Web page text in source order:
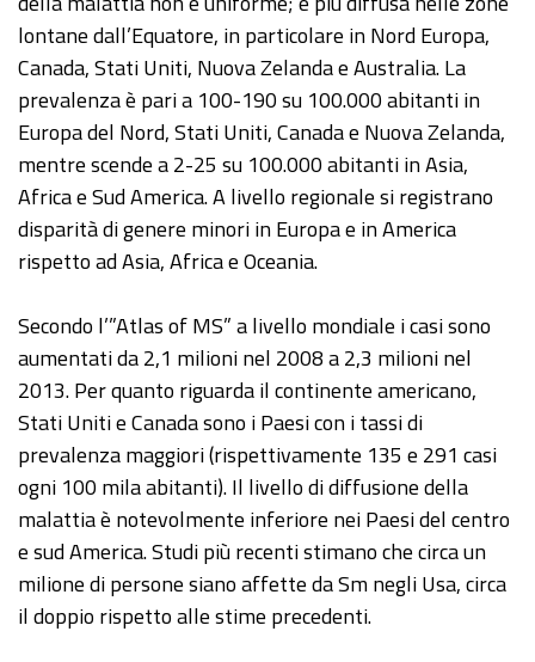
lontane dall’Equatore, in particolare in Nord Europa,
Canada, Stati Uniti, Nuova Zelanda e Australia. La
prevalenza è pari a 100-190 su 100.000 abitanti in
Europa del Nord, Stati Uniti, Canada e Nuova Zelanda,
mentre scende a 2-25 su 100.000 abitanti in Asia,
Africa e Sud America. A livello regionale si registrano
disparità di genere minori in Europa e in America
rispetto ad Asia, Africa e Oceania.
Secondo l’”Atlas of MS” a livello mondiale i casi sono
aumentati da 2,1 milioni nel 2008 a 2,3 milioni nel
2013. Per quanto riguarda il continente americano,
Stati Uniti e Canada sono i Paesi con i tassi di
prevalenza maggiori (rispettivamente 135 e 291 casi
ogni 100 mila abitanti). Il livello di diffusione della
malattia è notevolmente inferiore nei Paesi del centro
e sud America. Studi più recenti stimano che circa un
milione di persone siano affette da Sm negli Usa, circa
il doppio rispetto alle stime precedenti.